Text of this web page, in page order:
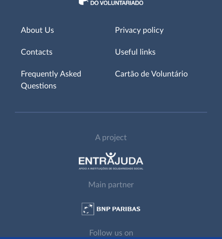
About Us
Contacts
Frequently Asked
Questions
Privacy policy
Useful links
Cartão de Voluntário
A project
Main partner
Follow us on